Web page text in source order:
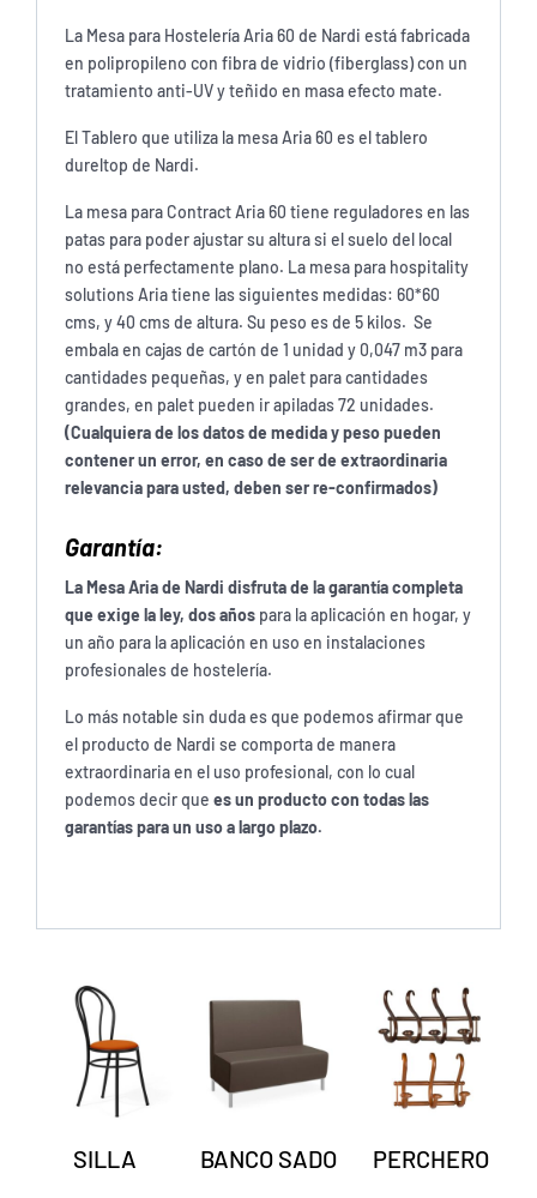
La Mesa para Hostelería Aria 60 de Nardi está fabricada
en polipropileno con fibra de vidrio (fiberglass) con un
tratamiento anti-UV y teñido en masa efecto mate.
El Tablero que utiliza la mesa Aria 60 es el tablero
dureltop de Nardi.
La mesa para Contract Aria 60 tiene reguladores en las
patas para poder ajustar su altura si el suelo del local
no está perfectamente plano. La mesa para hospitality
solutions Aria tiene las siguientes medidas: 60*60
cms, y 40 cms de altura. Su peso es de 5 kilos. Se
embala en cajas de cartón de 1 unidad y 0,047 m3 para
cantidades pequeñas, y en palet para cantidades
grandes, en palet pueden ir apiladas 72 unidades.
(Cualquiera de los datos de medida y peso pueden
contener un error, en caso de ser de extraordinaria
relevancia para usted, deben ser re-confirmados)
Garantía:
La Mesa Aria de Nardi disfruta de la garantía completa
que exige la ley, dos años para la aplicación en hogar, y
un año para la aplicación en uso en instalaciones
profesionales de hostelería.
Lo más notable sin duda es que podemos afirmar que
el producto de Nardi se comporta de manera
extraordinaria en el uso profesional, con lo cual
podemos decir que es un producto con todas las
garantías para un uso a largo plazo.
SILLA
BANCO SADO
PERCHERO